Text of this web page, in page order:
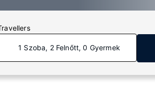
1 Szoba, 2 Felnőtt, 0 Gyermek